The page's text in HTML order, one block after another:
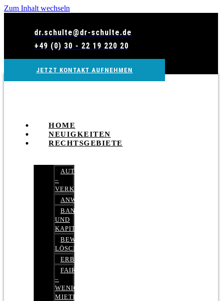
Zum Inhalt wechseln
dr.schulte@dr-schulte.de
+49 (0) 30 - 22 19 220 20
JETZT KONTAKT AUFNEHMEN
HOME
NEUIGKEITEN
RECHTSGEBIETE
AUTOBETRUG
–
VERKEHRSRECHT
ANWALTSHAFTUNGSRECHT
BANK-
UND
KAPITALMARKTRECHT
BEWERTUNGEN
LÖSCHEN
ERBRECHT
FAIRMIETEN
–
WENIGER
MIETE